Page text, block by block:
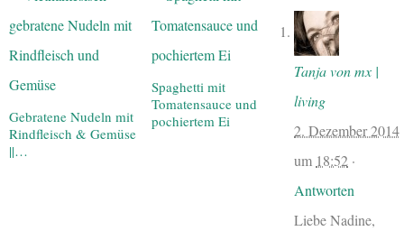
Gebratene Nudeln mit
Rindfleisch & Gemüse
||…
Spaghetti mit
Tomatensauce und
pochiertem Ei
Tanja von mx |
living
2. Dezember 2014
um 18:52 ·
Antworten
Liebe Nadine,